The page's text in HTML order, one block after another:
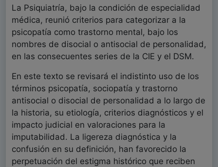
La Psiquiatría, bajo la condición de especialidad
médica, reunió criterios para categorizar a la
psicopatía como trastorno mental, bajo los
nombres de disocial o antisocial de personalidad,
en las consecuentes series de la CIE y el DSM.
En este texto se revisará el indistinto uso de los
términos psicopatía, sociopatía y trastorno
antisocial o disocial de personalidad a lo largo de
la historia, su etiología, criterios diagnósticos y el
impacto judicial en valoraciones para la
imputabilidad. La ligereza diagnóstica y la
confusión en su definición, han favorecido la
perpetuación del estigma histórico que reciben